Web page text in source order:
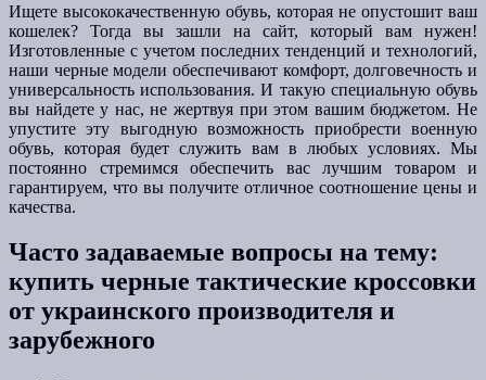
Ищете высококачественную обувь, которая не опустошит ваш
кошелек? Тогда вы зашли на сайт, который вам нужен!
Изготовленные с учетом последних тенденций и технологий,
наши черные модели обеспечивают комфорт, долговечность и
универсальность использования. И такую специальную обувь
вы найдете у нас, не жертвуя при этом вашим бюджетом. Не
упустите эту выгодную возможность приобрести военную
обувь, которая будет служить вам в любых условиях. Мы
постоянно стремимся обеспечить вас лучшим товаром и
гарантируем, что вы получите отличное соотношение цены и
качества.
Часто задаваемые вопросы на тему:
купить черные тактические кроссовки
от украинского производителя и
зарубежного